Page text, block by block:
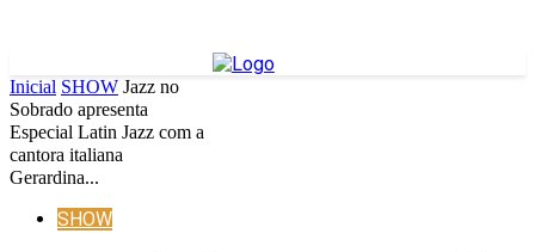
Inicial SHOW Jazz no
Sobrado apresenta
Especial Latin Jazz com a
cantora italiana
Gerardina...
SHOW